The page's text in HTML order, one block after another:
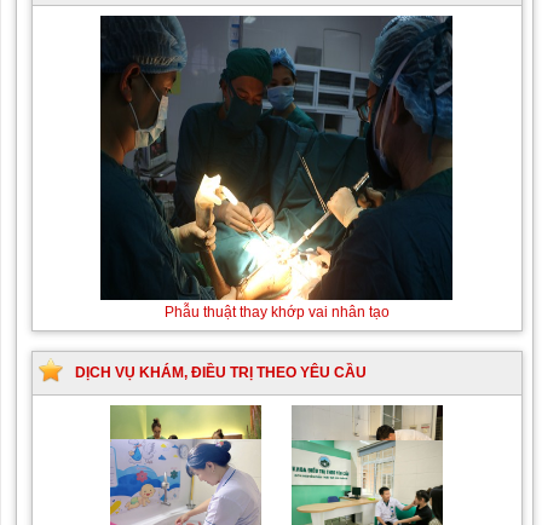
Phẫu thuật thay khớp vai nhân tạo
DỊCH VỤ KHÁM, ĐIỀU TRỊ THEO YÊU CẦU